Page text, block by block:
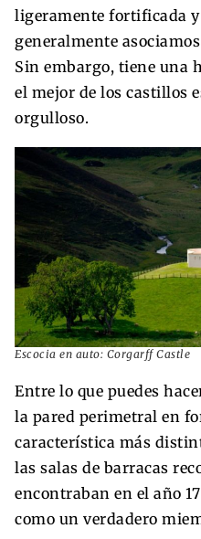
ligeramente fortificada
generalmente
Sin embargo, tiene una
el mejor de los castillos
orgulloso.
Escocia en auto: Corgarff Castle
Entre lo que puedes
la pared perimetral en
característica más
las salas de barracas
encontraban en el año
como un verdadero